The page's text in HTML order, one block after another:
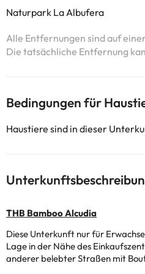
Naturpark La Albufera
Alle Entfernungen sind auf
Die tatsächliche Entfernung
Bedingungen für
Haustiere sind in dieser
THB Bamboo Alcudia
Diese Unterkunft nur für
Lage in der Nähe des
anderer belebter Straßen mit